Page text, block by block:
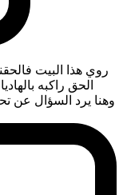
روي هذا البيت
الحق راكبه
وهنا يرد السؤال عن